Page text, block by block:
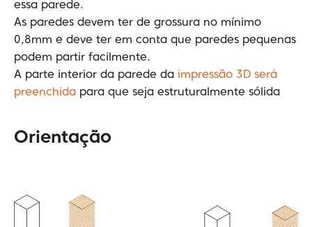
essa parede.
As paredes devem ter de grossura no mínimo
0,8mm e deve ter em conta que paredes pequenas
podem partir facilmente.
A parte interior da parede da impressão 3D será
preenchida para que seja estruturalmente sólida
Orientação